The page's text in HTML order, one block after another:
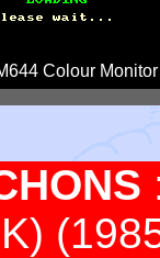
Colour Monitor